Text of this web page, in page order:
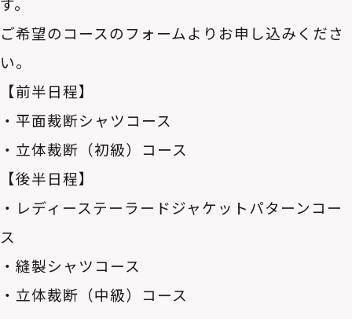
ご希望のコースのフォームよりお申し込みくださ
い。
【前半日程】
・平面裁断シャツコース
・立体裁断（初級）コース
【後半日程】
・レディーステーラードジャケットパターンコー
ス
・縫製シャツコース
・立体裁断（中級）コース